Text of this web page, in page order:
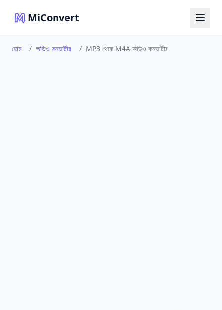
MiConvert
হোম / অডিও কনভার্টার / MP3 থেকে M4A অডিও কনভার্টার